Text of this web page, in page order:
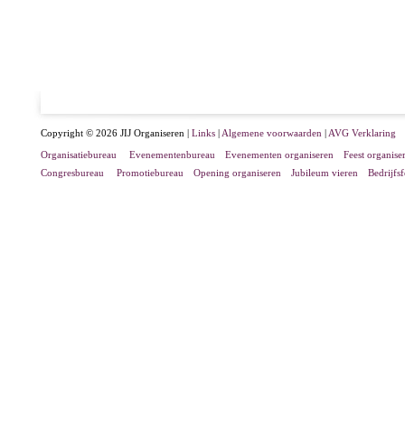
Copyright © 2026 JIJ Organiseren | Links | Algemene voorwaarden | AVG Verklaring
Organisatiebureau
Evenementenbureau Evenementen organiseren
Feest
Congresbureau
Promotiebureau Opening organiseren Jubileum vieren